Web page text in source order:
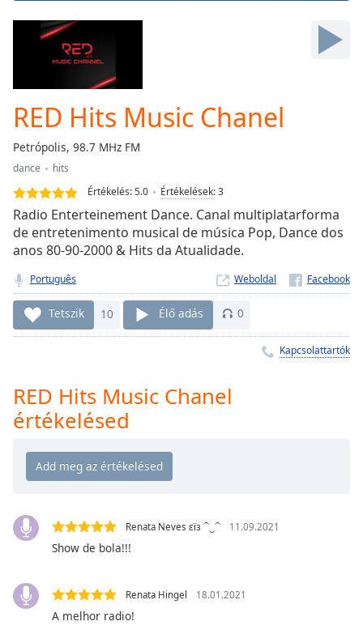
Backward
Mute
Current
Time 0:00
Duration
-:-
Loaded :
0.00%
Stream
Type LIVE
Seek to
currently
behind
liveLIVE
Remaining
Time-
Playback
Rate
Chapters
descriptions
Subtitles
RED Hits Music Chanel
Petrópolis, 98.7 MHz FM
dance
hits
Értékelés:5.0 Értékelések:3
Radio Enterteinement Dance. Canal multiplatarforma
de entretenimento musical de música Pop, Dance dos
anos 80-90-2000 & Hits da Atualidade.
Português Weboldal
Tetszik 10 Élő adás 0
Kapcsolattartók
RED Hits Music Chanel
értékelésed
Renata Neves εїз ⁀‿⁀ 11.09.2021
Show de bola!!!
Renata Hingel 18.01.2021
A melhor radio!